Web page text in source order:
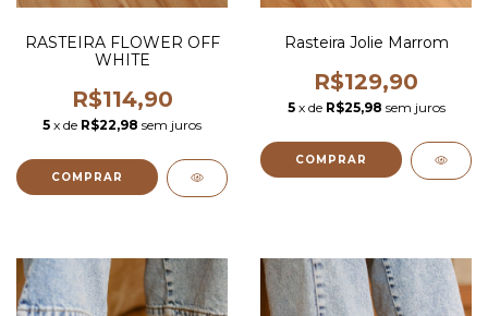
RASTEIRA FLOWER OFF
WHITE
R$114,90
5 x de R$22,98 sem juros
COMPRAR
Rasteira Jolie Marrom
R$129,90
5 x de R$25,98 sem juros
COMPRAR